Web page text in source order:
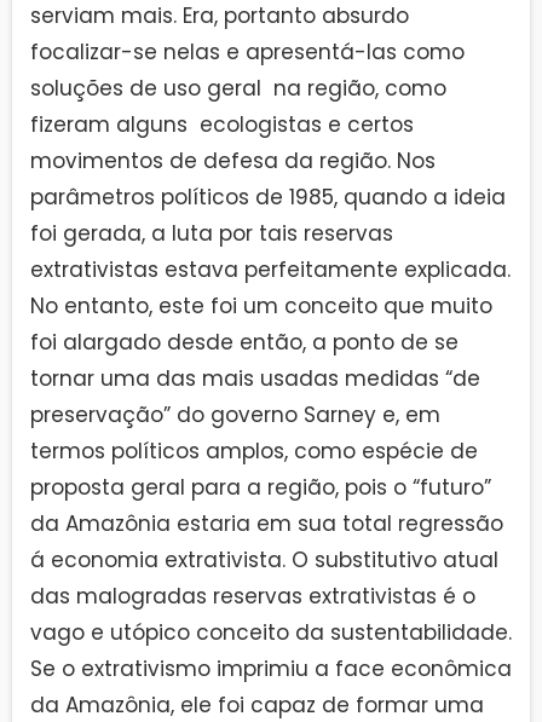
serviam mais. Era, portanto absurdo
focalizar-se nelas e apresentá-las como
soluções de uso geral na região, como
fizeram alguns ecologistas e certos
movimentos de defesa da região. Nos
parâmetros políticos de 1985, quando a ideia
foi gerada, a luta por tais reservas
extrativistas estava perfeitamente explicada.
No entanto, este foi um conceito que muito
foi alargado desde então, a ponto de se
tornar uma das mais usadas medidas “de
preservação” do governo Sarney e, em
termos políticos amplos, como espécie de
proposta geral para a região, pois o “futuro”
da Amazônia estaria em sua total regressão
á economia extrativista. O substitutivo atual
das malogradas reservas extrativistas é o
vago e utópico conceito da sustentabilidade.
Se o extrativismo imprimiu a face econômica
da Amazônia, ele foi capaz de formar uma